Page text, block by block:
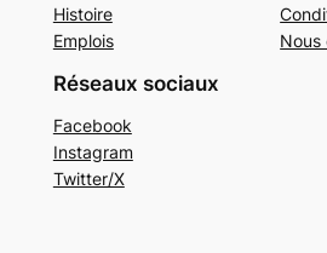
Histoire
Emplois
Nous
Réseaux sociaux
Facebook
Instagram
Twitter/X